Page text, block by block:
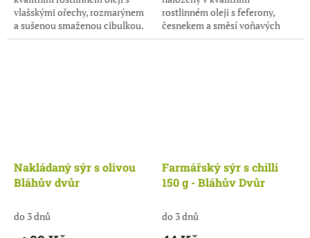
vlašskými ořechy, rozmarýnem
a sušenou smaženou cibulkou.
rostlinném oleji s feferony,
česnekem a směsí voňavých
bylinek.
Nakládaný sýr s olivou
Bláhův dvůr
do 3 dnů
Farmářský sýr s chilli
150 g - Bláhův Dvůr
do 3 dnů